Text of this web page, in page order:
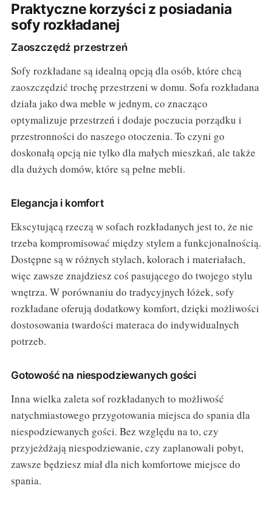
Praktyczne korzyści z posiadania
sofy rozkładanej
Zaoszczędź przestrzeń
Sofy rozkładane są idealną opcją dla osób, które chcą
zaoszczędzić trochę przestrzeni w domu. Sofa rozkładana
działa jako dwa meble w jednym, co znacząco
optymalizuje przestrzeń i dodaje poczucia porządku i
przestronności do naszego otoczenia. To czyni go
doskonałą opcją nie tylko dla małych mieszkań, ale także
dla dużych domów, które są pełne mebli.
Elegancja i komfort
Ekscytującą rzeczą w sofach rozkładanych jest to, że nie
trzeba kompromisować między stylem a funkcjonalnością.
Dostępne są w różnych stylach, kolorach i materiałach,
więc zawsze znajdziesz coś pasującego do twojego stylu
wnętrza. W porównaniu do tradycyjnych łóżek, sofy
rozkładane oferują dodatkowy komfort, dzięki możliwości
dostosowania twardości materaca do indywidualnych
potrzeb.
Gotowość na niespodziewanych gości
Inna wielka zaleta sof rozkładanych to możliwość
natychmiastowego przygotowania miejsca do spania dla
niespodziewanych gości. Bez względu na to, czy
przyjeżdżają niespodziewanie, czy zaplanowali pobyt,
zawsze będziesz miał dla nich komfortowe miejsce do
spania.